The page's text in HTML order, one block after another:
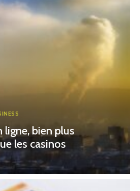
ligne, bien plus
les casinos